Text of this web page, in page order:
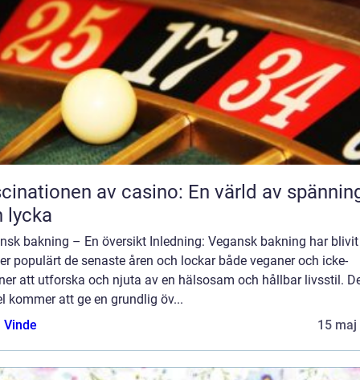
av casino: En värld av
lycka
bakning – En översikt Inledning: Vegansk bakning har blivit
populärt de senaste åren och lockar både veganer och icke-
att utforska och njuta av en hälsosam och hållbar livsstil.
kommer att ge en grundlig öv...
Vinde
15 maj